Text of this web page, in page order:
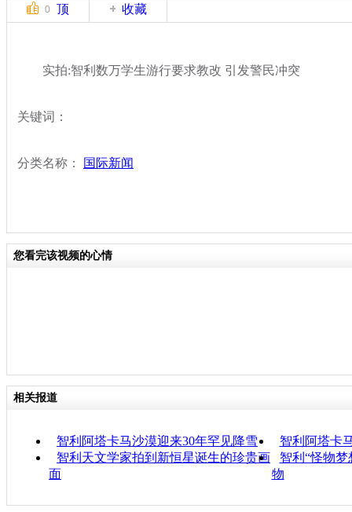
0 顶 收藏
实拍:智利数万学生游行要求教改 引发警民冲突
关键词：
分类名称： 国际新闻
您看完该视频的心情
相关报道
智利阿塔卡马沙漠迎来30年罕见降雪
智利阿塔卡
智利天文学家拍到新恒星诞生的珍贵画
面
智利“怪物
物